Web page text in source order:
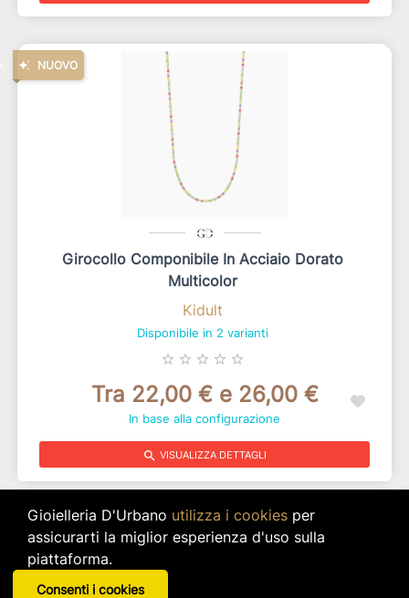
NUOVO
Girocollo Componibile In Acciaio Dorato
Multicolor
Kidult
Disponibile in 2 varianti
star_border star_border star_border star_border star_border
Tra 22,00 € e 26,00 €
In base alla configurazione
search VISUALIZZA DETTAGLI
Gioielleria D'Urbano utilizza i cookiesper
assicurarti la miglior esperienza d'uso sulla
piattaforma.
Consenti i cookies